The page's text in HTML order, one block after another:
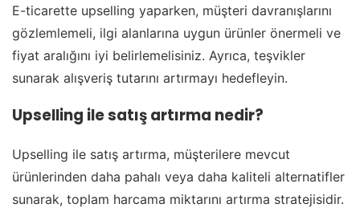
E-ticarette upselling yaparken, müşteri davranışlarını
gözlemlemeli, ilgi alanlarına uygun ürünler önermeli ve
fiyat aralığını iyi belirlemelisiniz. Ayrıca, teşvikler
sunarak alışveriş tutarını artırmayı hedefleyin.
Upselling ile satış artırma nedir?
Upselling ile satış artırma, müşterilere mevcut
ürünlerinden daha pahalı veya daha kaliteli alternatifler
sunarak, toplam harcama miktarını artırma stratejisidir.